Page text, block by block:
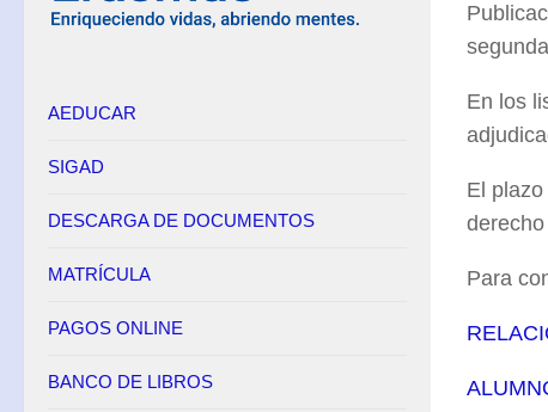
En los
El
Para
AEDUCAR
SIGAD
DESCARGA DE DOCUMENTOS
MATRÍCULA
PAGOS ONLINE
BANCO DE LIBROS